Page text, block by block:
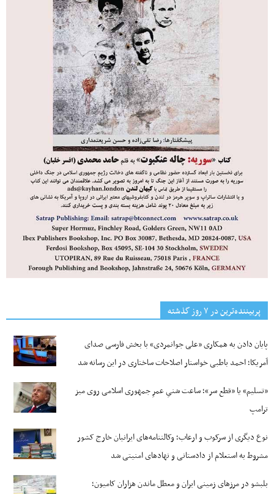
پربیننده‌ترین‌ در ۷ روز گذشته
پایان دادن به همکاری «علی جوانمردی» با بخش فارسی صدای
آمریکا؛ احمد باطبی خواستار اصلاحات ساختاری در این رسانه شد
«تسلیم» یا «قطع سر»؛ ساعت شنیِ عمرِ جمهوری اسلامی روی میز
ترامپ
نوع دیگری از سرکوب و ارعاب؛ وکالتنامه‌های ایرانیان خارج کشور
مشروط به استعلام از دادستانی و نهادهای امنیتی شد
بلبشو در مرزهای زمینی ایران و معطل ماندن هزاران کامیون؛